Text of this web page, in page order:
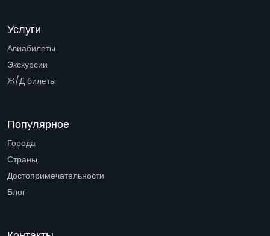
Услуги
Авиабилеты
Экскурсии
Ж/Д билеты
Популярное
Города
Страны
Достопримечательности
Блог